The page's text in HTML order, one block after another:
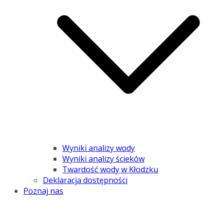
Wyniki analizy wody
Wyniki analizy ścieków
Twardość wody w Kłodzku
Deklaracja dostępności
Poznaj nas